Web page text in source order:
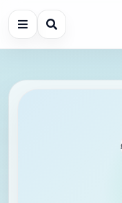
علائم و درمان!